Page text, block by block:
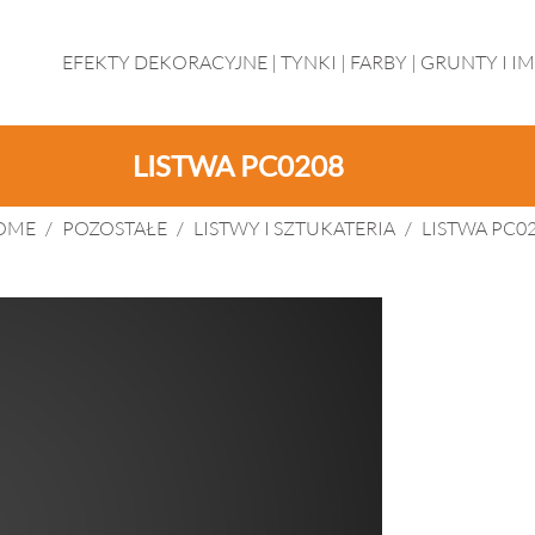
EFEKTY DEKORACYJNE | TYNKI | FARBY | GRUNTY I
LISTWA PC0208
/ POZOSTAŁE / LISTWY I SZTUKATERIA / LISTWA